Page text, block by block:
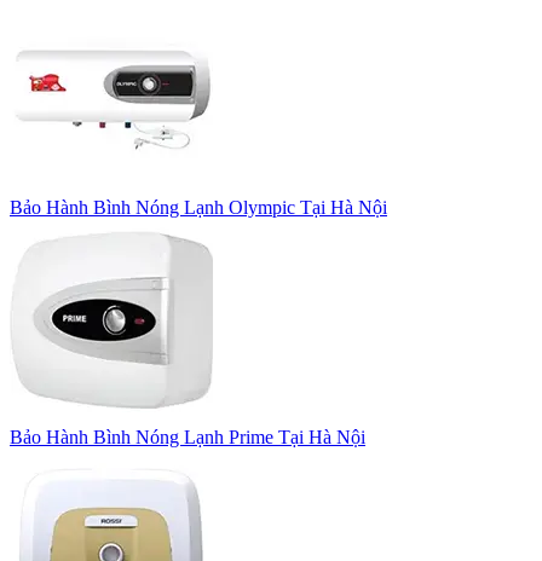
Bảo Hành Bình Nóng Lạnh Olympic Tại Hà Nội
Bảo Hành Bình Nóng Lạnh Prime Tại Hà Nội